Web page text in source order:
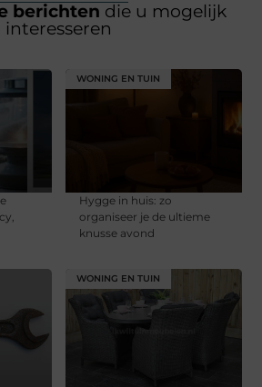
berichten die u mogelijk
interesseren
WONING EN TUIN
Hygge in huis: zo
organiseer je de ultieme
knusse avond
WONING EN TUIN